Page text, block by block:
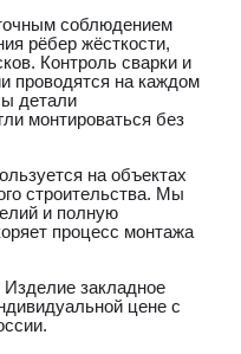
соблюдением
рёбер жёсткости,
Контроль сварки и
проводятся на каждом
детали
монтироваться без
на объектах
строительства. Мы
и полную
процесс монтажа
Изделие закладное
цене с